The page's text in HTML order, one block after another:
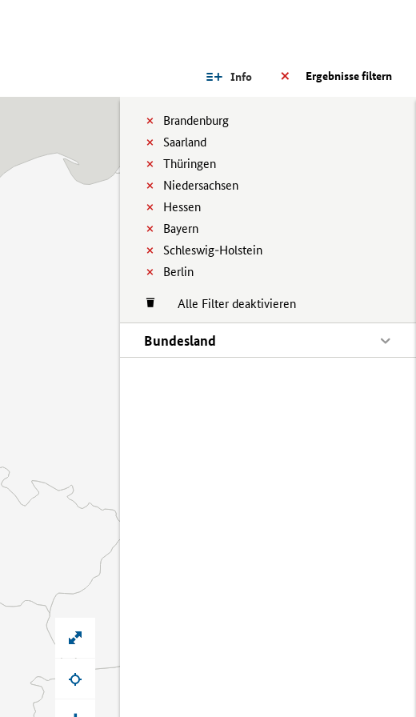
Ergebnisse filtern
Info
Brandenburg
Saarland
Thüringen
Niedersachsen
Hessen
Bayern
Schleswig-Holstein
Berlin
Alle Filter deaktivieren
Bundesland